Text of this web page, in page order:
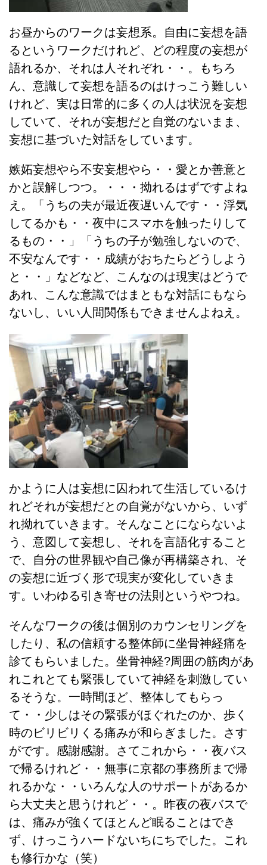
お昼からのワークは妄想系。自由に妄想を語
るというワークだけれど、どの程度の妄想が
語れるか、それは人それぞれ・・。もちろ
ん、意識して妄想を語るのはけっこう難しい
けれど、実は日常的に多くの人は状況を妄想
していて、それが妄想だと自覚のないまま、
妄想に基づいた対話をしています。
嫉妬妄想やら不安妄想やら・・愛とか善意と
かと誤解しつつ。・・・拗れるはずですよね
え。「うちの夫が最近夜遅いんです・・浮気
してるかも・・夜中にスマホを触ったりして
るもの・・」「うちの子が勉強しないので、
不安なんです・・成績がおちたらどうしよう
と・・」などなど、こんなのは現実はどうで
あれ、こんな意識ではまともな対話にもなら
ないし、いい人間関係もできませんよねえ。
かように人は妄想に囚われて生活しているけ
れどそれが妄想だとの自覚がないから、いず
れ拗れていきます。そんなことにならないよ
う、意図して妄想し、それを言語化すること
で、自分の世界観や自己像が再構築され、そ
の妄想に近づく形で現実が変化していきま
す。いわゆる引き寄せの法則というやつね。
そんなワークの後は個別のカウンセリングを
したり、私の信頼する整体師に坐骨神経痛を
診てもらいました。坐骨神経?周囲の筋肉があ
れこれとても緊張していて神経を刺激してい
るそうな。一時間ほど、整体してもらっ
て・・少しはその緊張がほぐれたのか、歩く
時のビリビリくる痛みが和らぎました。さす
がです。感謝感謝。さてこれから・・夜バス
で帰るけれど・・無事に京都の事務所まで帰
れるかな・・いろんな人のサポートがあるか
ら大丈夫と思うけれど・・。昨夜の夜バスで
は、痛みが強くてほとんど眠ることはでき
ず、けっこうハードないちにちでした。これ
も修行かな（笑）